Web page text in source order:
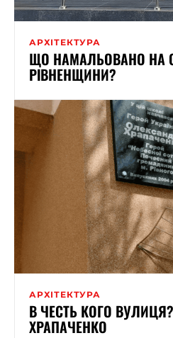
АРХІТЕКТУРА
ЩО НАМАЛЬОВАНО НА
РІВНЕНЩИНИ?
АРХІТЕКТУРА
В ЧЕСТЬ КОГО
ХРАПАЧЕНКО